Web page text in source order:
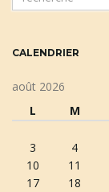
o
CALENDRIER
août 2026
L
M
3
4
10
11
17
18